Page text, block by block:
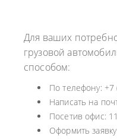
Для ваших
грузовой
способом:
По телефону:
Написать на
Посетив офис:
Оформить